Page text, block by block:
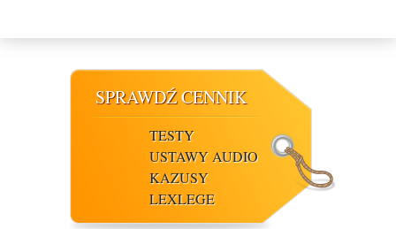
SPRAWDŹ CENNIK
TESTY
USTAWY AUDIO
KAZUSY
LEXLEGE